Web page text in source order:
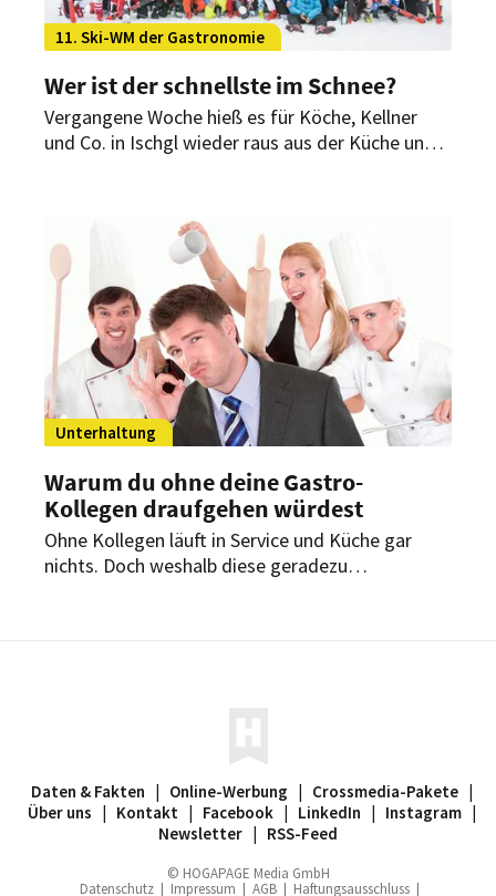
11. Ski-WM der Gastronomie
Wer ist der schnellste im Schnee?
Vergangene Woche hieß es für Köche, Kellner
und Co. in Ischgl wieder raus aus der Küche und
Unterhaltung
Warum du ohne deine Gastro-
Kollegen draufgehen würdest
Ohne Kollegen läuft in Service und Küche gar
nichts. Doch weshalb diese geradezu
Daten & Fakten Online-Werbung Crossmedia-Pakete
Über uns
Kontakt Facebook LinkedIn Instagram
Newsletter
RSS-Feed
© HOGAPAGE Media GmbH
Datenschutz | Impressum | AGB | Haftungsausschluss |